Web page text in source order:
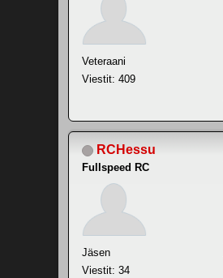
Veteraani
Viestit: 409
RCHessu
Fullspeed RC
Jäsen
Viestit: 34